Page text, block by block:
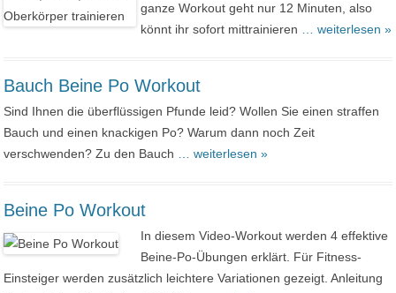
ganze Workout geht nur 12 Minuten, also
könnt ihr sofort mittrainieren
… weiterlesen »
Bauch Beine Po Workout
Sind Ihnen die überflüssigen Pfunde leid? Wollen Sie einen straffen
Bauch und einen knackigen Po? Warum dann noch Zeit
verschwenden? Zu den Bauch
… weiterlesen »
Beine Po Workout
In diesem Video-Workout werden 4 effektive
Beine-Po-Übungen erklärt. Für Fitness-
Einsteiger werden zusätzlich leichtere Variationen gezeigt. Anleitung